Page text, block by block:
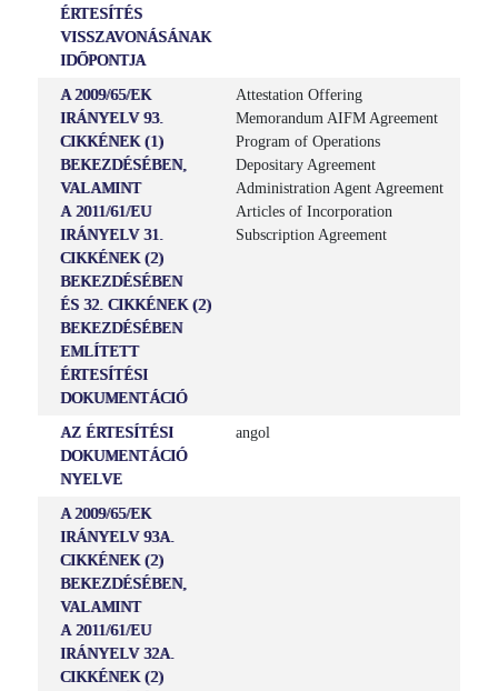
ÉRTESÍTÉS
VISSZAVONÁSÁNAK
IDŐPONTJA
A 2009/65/EK
IRÁNYELV 93.
CIKKÉNEK (1)
BEKEZDÉSÉBEN,
VALAMINT
A 2011/61/EU
IRÁNYELV 31.
CIKKÉNEK (2)
BEKEZDÉSÉBEN
ÉS 32. CIKKÉNEK (2)
BEKEZDÉSÉBEN
EMLÍTETT
ÉRTESÍTÉSI
DOKUMENTÁCIÓ
Attestation Offering
Memorandum AIFM Agreement
Program of Operations
Depositary Agreement
Administration Agent Agreement
Articles of Incorporation
Subscription Agreement
AZ ÉRTESÍTÉSI
DOKUMENTÁCIÓ
NYELVE
angol
A 2009/65/EK
IRÁNYELV 93A.
CIKKÉNEK (2)
BEKEZDÉSÉBEN,
VALAMINT
A 2011/61/EU
IRÁNYELV 32A.
CIKKÉNEK (2)